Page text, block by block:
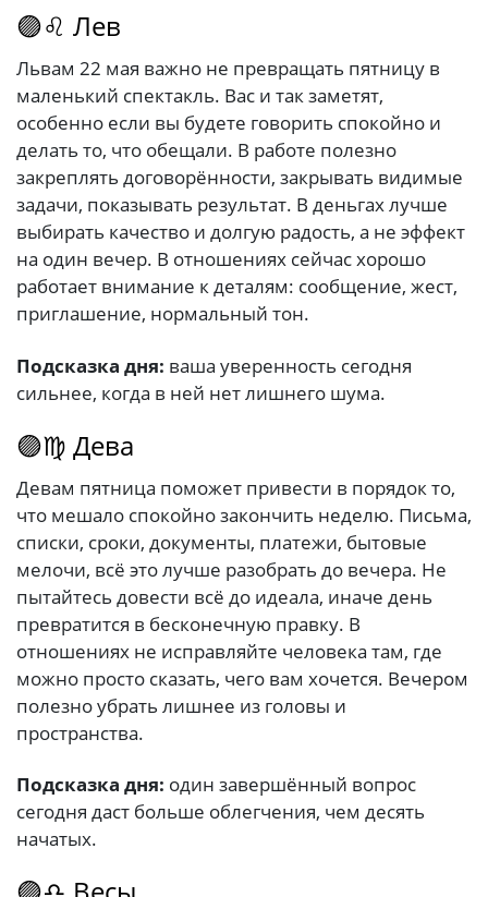
🟣♌ Лев
Львам 22 мая важно не превращать пятницу в
маленький спектакль. Вас и так заметят,
особенно если вы будете говорить спокойно и
делать то, что обещали. В работе полезно
закреплять договорённости, закрывать видимые
задачи, показывать результат. В деньгах лучше
выбирать качество и долгую радость, а не эффект
на один вечер. В отношениях сейчас хорошо
работает внимание к деталям: сообщение, жест,
приглашение, нормальный тон.
Подсказка дня: ваша уверенность сегодня
сильнее, когда в ней нет лишнего шума.
🟣♍ Дева
Девам пятница поможет привести в порядок то,
что мешало спокойно закончить неделю. Письма,
списки, сроки, документы, платежи, бытовые
мелочи, всё это лучше разобрать до вечера. Не
пытайтесь довести всё до идеала, иначе день
превратится в бесконечную правку. В
отношениях не исправляйте человека там, где
можно просто сказать, чего вам хочется. Вечером
полезно убрать лишнее из головы и
пространства.
Подсказка дня: один завершённый вопрос
сегодня даст больше облегчения, чем десять
начатых.